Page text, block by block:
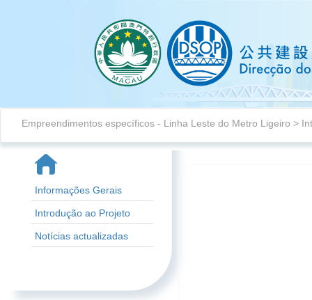
Empreendimentos específicos - Linha Leste do Metro Ligeiro >
Informações Gerais
Introdução ao Projeto
Notícias actualizadas